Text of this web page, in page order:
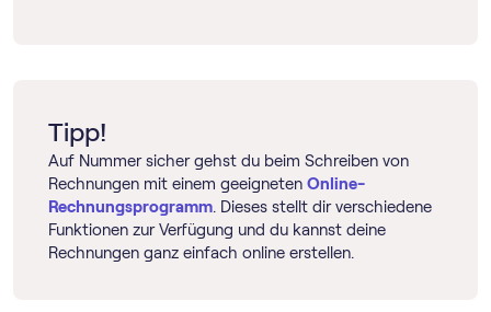
Tipp!
Auf Nummer sicher gehst du beim Schreiben von
Rechnungen mit einem geeigneten Online-
Rechnungs­programm. Dieses stellt dir verschiedene
Funktionen zur Verfügung und du kannst deine
Rechnungen ganz einfach online erstellen.